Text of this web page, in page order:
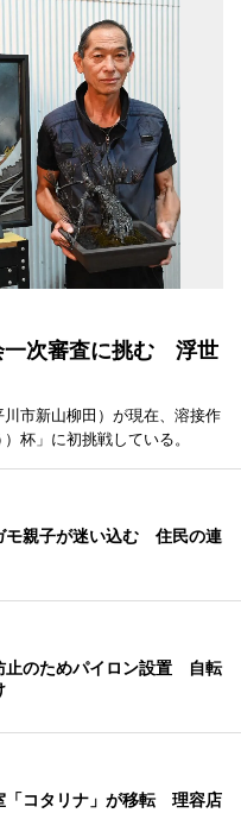
一次審査に挑む 浮世
市新山柳田）が現在、溶接作
杯」に初挑戦している。
モ親子が迷い込む 住民の連
止のためパイロン設置 自転
「コタリナ」が移転 理容店